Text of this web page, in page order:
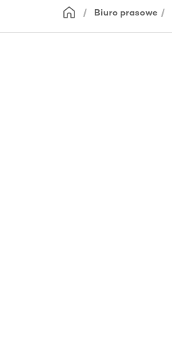
Biuro prasowe